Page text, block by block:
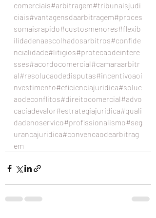
comerciais#arbitragem#tribunaisjudi
ciais#vantagensdaarbitragem#proces
somaisrapido#custosmenores#flexib
ilidadenaescolhadosarbitros#confide
ncialidade#litigios#protecaodeintere
sses#acordocomercial#camaraarbitr
al#resolucaodedisputas#incentivoaoi
nvestimento#eficienciajuridica#soluc
aodeconflitos#direitocomercial#advo
caciadevalor#estrategiajuridica#quali
dadenoservico#profissionalismo#seg
urancajuridica#convencaodearbitrag
em